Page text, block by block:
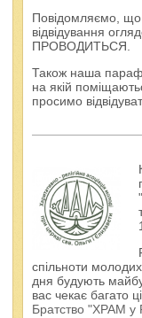
Повідомляємо, що
відвідування
ПРОВОДИТЬСЯ.
Також наша
на якій
просимо
спільноти
дня будують
вас чекає багато
Братство "ХРАМ у